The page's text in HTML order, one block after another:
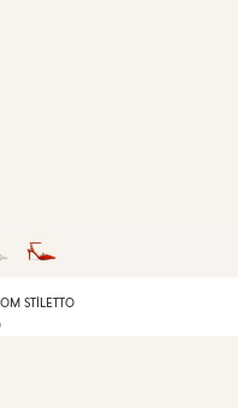
STILETTO